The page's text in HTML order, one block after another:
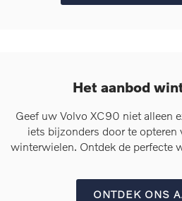
Het aanbod
Geef uw Volvo XC90 niet alleen
iets bijzonders door te opteren
winterwielen. Ontdek de perfecte
ONTDEK ONS